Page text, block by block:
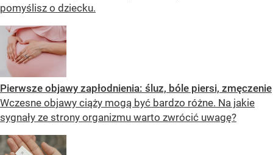
pomyślisz o dziecku.
Pierwsze objawy zapłodnienia: śluz, bóle piersi, zmęczenie
Wczesne objawy ciąży mogą być bardzo różne. Na jakie
sygnały ze strony organizmu warto zwrócić uwagę?